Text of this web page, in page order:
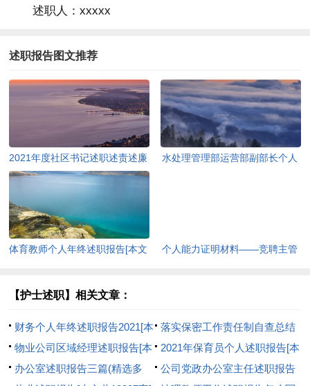
述职人：xxxxx
述职报告图文推荐
2021年度社区书记述职述责述廉
报告[本文共2321字]
水处理管理部运营部副部长个人
体育教师个人年终述职报告[本文
个人能力证明材料——竞聘主管
【护士述职】相关文章：
财务个人年终述职报告2021[本
文共8273字]
落实保密工作责任制自查总结
[本文共3640字]
物业公司区域经理述职报告[本
文共1441字]
2021年保育员个人述职报告[本
文共5237字]
办公室述职报告三篇(精选多
公司党政办公室主任述职报告